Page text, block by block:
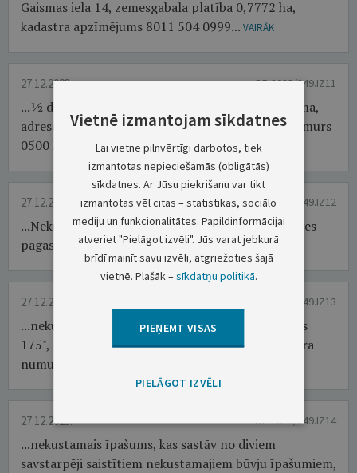
Gaismas iela 14, zemesgabala platība 0,7772 ha,
kadastra apzīmējums 8011 504 0999... VAIRĀK
27.12.2023. OP 2023/249.IZ11
...½ domājamai daļai piederošā nekustamā īpašuma,
adrese: Naujenes iela 38, Daugavpils, kadastra numurs
0500 522 0024...VAIRĀK
27.12.2023. OP 2023/249.IZ12
...Nekustamā īpašuma adrese: "Leči 22", Leči, Vārves
pagasts, Ventspils novads...VAIRĀK
27.12.2023. OP 2023/249.IZ13
...nekustamajam īpašumam, kas atrodas "1. masīvs
175", Kalnciema pagasts, Jelgavas novads, kadastra
numurs 5431 002 0159...
27.12.2023. OP 2023/249.IZ14
...nekustamais īpašums, kas sastāv no diviem
savstarpēji saistītiem nekustamajiem būvju īpašumiem,
Vietnē izmantojam sīkdatnes
Lai vietne pilnvērtīgi darbotos, tiek
izmantotas nepieciešamās (obligātās)
sīkdatnes. Ar Jūsu piekrišanu var tikt
izmantotas vēl citas – statistikas, sociālo
mediju un funkcionalitātes. Papildinformācijai
atveriet "Pielāgot izvēli". Jūs varat jebkurā
brīdī mainīt savu izvēli, atgriežoties šajā
vietnē. Plašāk –sīkdatņu politikā.
PIEŅEMT VISAS
PIELĀGOT IZVĒLI